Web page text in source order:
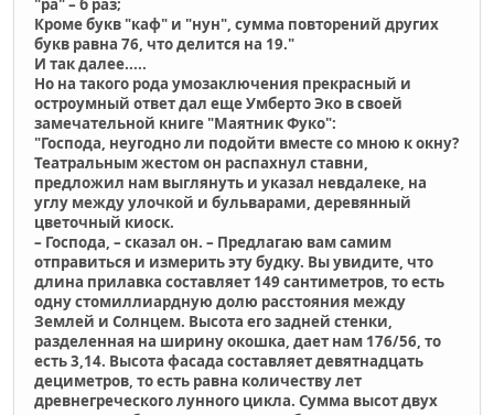
Кроме букв "каф" и "нун", сумма повторений других
букв равна 76, что делится на 19."
И так далее.....
Но на такого рода умозаключения прекрасный и
остроумный ответ дал еще Умберто Эко в своей
замечательной книге "Маятник Фуко":
"Господа, неугодно ли подойти вместе со мною к окну?
Театральным жестом он распахнул ставни,
предложил нам выглянуть и указал невдалеке, на
углу между улочкой и бульварами, деревянный
цветочный киоск.
– Господа, – сказал он. – Предлагаю вам самим
отправиться и измерить эту будку. Вы увидите, что
длина прилавка составляет 149 сантиметров, то есть
одну стомиллиардную долю расстояния между
Землей и Солнцем. Высота его задней стенки,
разделенная на ширину окошка, дает нам 176/56, то
есть 3,14. Высота фасада составляет девятнадцать
дециметров, то есть равна количеству лет
древнегреческого лунного цикла. Сумма высот двух